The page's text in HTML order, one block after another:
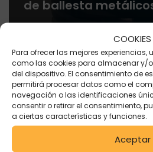
COOKIES
Para ofrecer las mejores
como las cookies para almacenar y/
del dispositivo. El consentimiento de
permitirá procesar datos como el
navegación o las identificaciones
consentir o retirar el consentimiento,
a ciertas características y funciones.
Aceptar
de ballesta